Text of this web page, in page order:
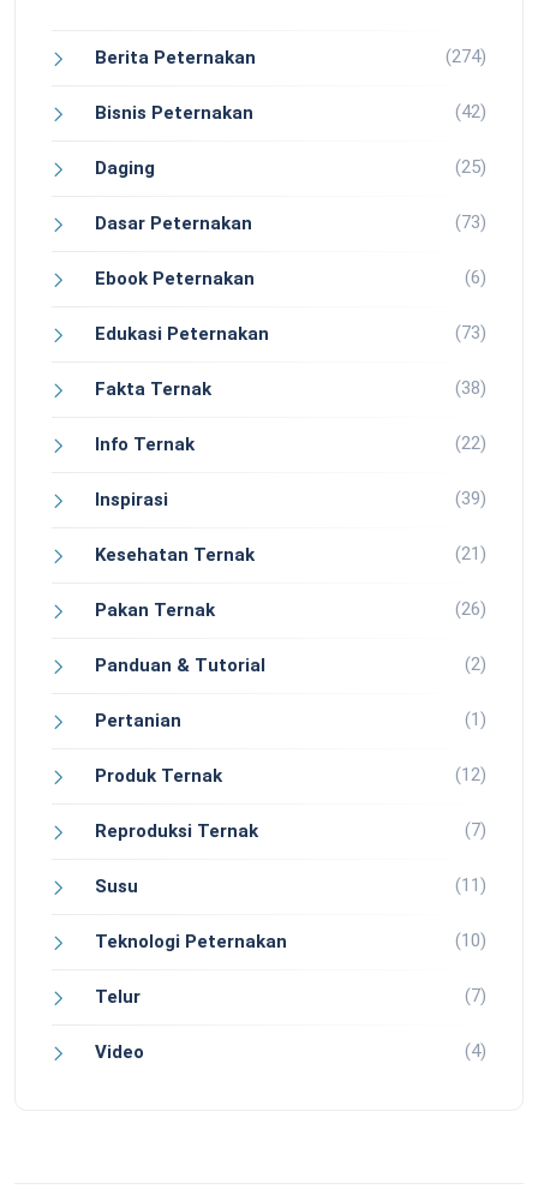
Berita Peternakan (274)
Bisnis Peternakan (42)
Daging (25)
Dasar Peternakan (73)
Ebook Peternakan (6)
Edukasi Peternakan (73)
Fakta Ternak (38)
Info Ternak (22)
Inspirasi (39)
Kesehatan Ternak (21)
Pakan Ternak (26)
Panduan & Tutorial (2)
Pertanian (1)
Produk Ternak (12)
Reproduksi Ternak (7)
Susu (11)
Teknologi Peternakan (10)
Telur (7)
Video (4)